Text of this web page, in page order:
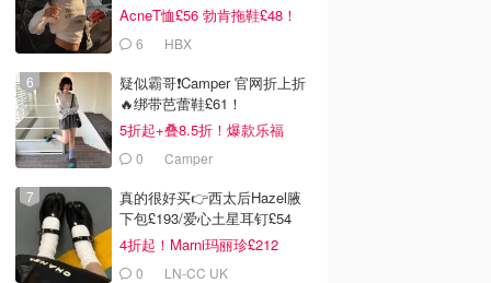
AcneT恤£56 勃肯拖鞋£48！
6 HBX
疑似霸哥❗️Camper 官网折上折
🔥绑带芭蕾鞋£61！
5折起+叠8.5折！爆款乐福
£68！
0 Camper
真的很好买👉西太后Hazel腋
下包£193/爱心土星耳钉£54
4折起！Marni玛丽珍£212
0 LN-CC UK